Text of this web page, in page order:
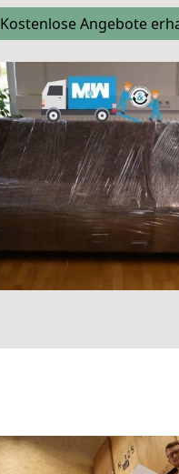
Kostenlose Angebote